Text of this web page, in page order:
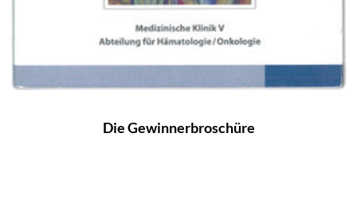
Die Gewinnerbroschüre